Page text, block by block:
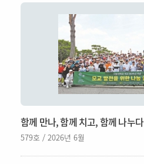
함께 만나, 함께 치고, 함께 나누다
579호 / 2026년 6월